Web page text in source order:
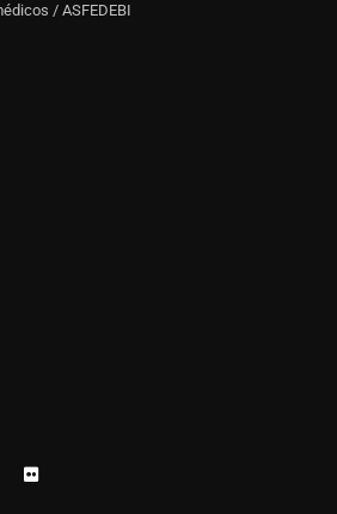
/ ASFEDEBI